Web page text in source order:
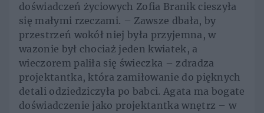
doświadczeń życiowych Zofia Branik cieszyła
się małymi rzeczami. – Zawsze dbała, by
przestrzeń wokół niej była przyjemna, w
wazonie był chociaż jeden kwiatek, a
wieczorem paliła się świeczka – zdradza
projektantka, która zamiłowanie do pięknych
detali odziedziczyła po babci. Agata ma bogate
doświadczenie jako projektantka wnętrz – w